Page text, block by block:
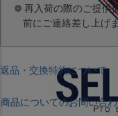
再入荷の際のご提供
前にご連絡差し上げ
返品・交換特約について
商品についてのお問い合